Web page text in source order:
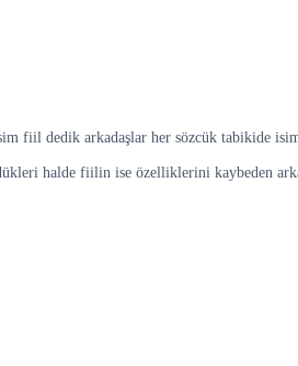
fiil dedik arkadaşlar her sözcük tabikide
halde fiilin ise özelliklerini kaybeden